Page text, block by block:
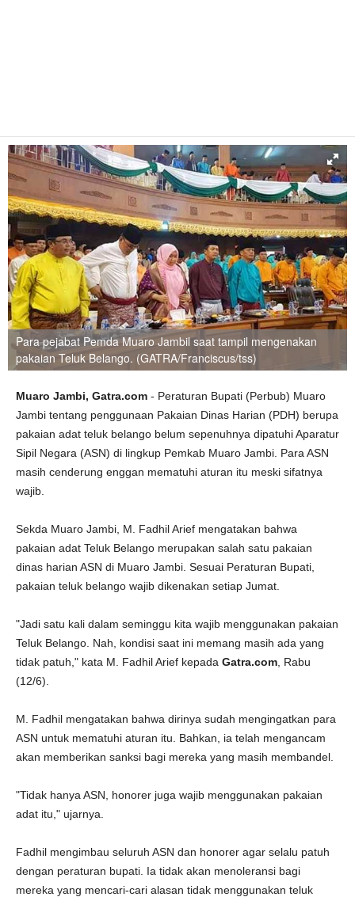
Para pejabat Pemda Muaro Jambil saat tampil mengenakan
pakaian Teluk Belango. (GATRA/Franciscus/tss)
Muaro Jambi, Gatra.com - Peraturan Bupati (Perbub) Muaro
Jambi tentang penggunaan Pakaian Dinas Harian (PDH) berupa
pakaian adat teluk belango belum sepenuhnya dipatuhi Aparatur
Sipil Negara (ASN) di lingkup Pemkab Muaro Jambi. Para ASN
masih cenderung enggan mematuhi aturan itu meski sifatnya
wajib.
Sekda Muaro Jambi, M. Fadhil Arief mengatakan bahwa
pakaian adat Teluk Belango merupakan salah satu pakaian
dinas harian ASN di Muaro Jambi. Sesuai Peraturan Bupati,
pakaian teluk belango wajib dikenakan setiap Jumat.
"Jadi satu kali dalam seminggu kita wajib menggunakan pakaian
Teluk Belango. Nah, kondisi saat ini memang masih ada yang
tidak patuh," kata M. Fadhil Arief kepada Gatra.com , Rabu
(12/6).
M. Fadhil mengatakan bahwa dirinya sudah mengingatkan para
ASN untuk mematuhi aturan itu. Bahkan, ia telah mengancam
akan memberikan sanksi bagi mereka yang masih membandel.
"Tidak hanya ASN, honorer juga wajib menggunakan pakaian
adat itu," ujarnya.
Fadhil mengimbau seluruh ASN dan honorer agar selalu patuh
dengan peraturan bupati. Ia tidak akan menoleransi bagi
mereka yang mencari-cari alasan tidak menggunakan teluk